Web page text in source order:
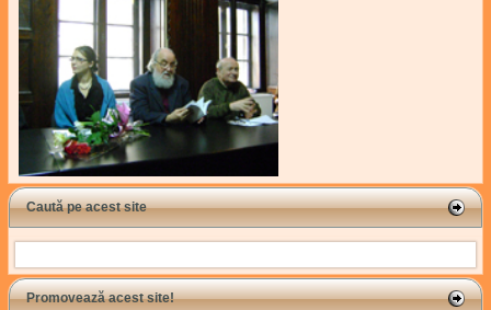
Caută pe acest site
Search
Promovează acest site!